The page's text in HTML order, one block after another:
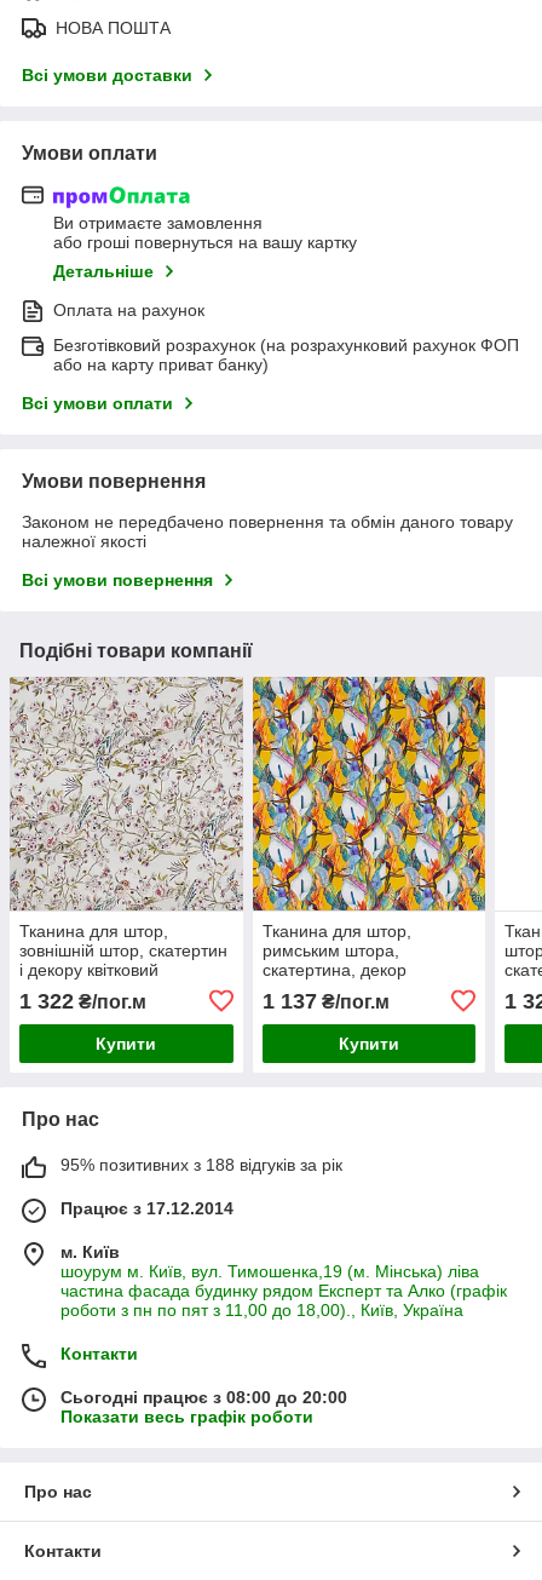
НОВА ПОШТА
Всі умови доставки
Умови оплати
Ви отримаєте замовлення
або гроші повернуться на вашу картку
Детальніше
Оплата на рахунок
Безготівковий розрахунок (на розрахунковий рахунок ФОП
або на карту приват банку)
Всі умови оплати
Умови повернення
Законом не передбачено повернення та обмін даного товару
належної якості
Всі умови повернення
Подібні товари компанії
Тканина для штор,
зовнішній штор, скатертин
і декору квітковий
візерунок на молочному
тлі
1 322 ₴/пог.м
Купити
Тканина для штор,
римським штора,
скатертина, декор
жовтогарячі, блакитні та
білі квіти кали
1 137₴/пог.м
Купити
1
Про нас
95% позитивних з 188 відгуків за рік
Працює з 17.12.2014
м. Київ
шоурум м. Київ, вул. Тимошенка,19 (м. Мінська) ліва
частина фасада будинку рядом Експерт та Алко (графік
роботи з пн по пят з 11,00 до 18,00)., Київ, Україна
Контакти
Сьогодні працює з 08:00 до 20:00
Показати весь графік роботи
Про нас
Контакти